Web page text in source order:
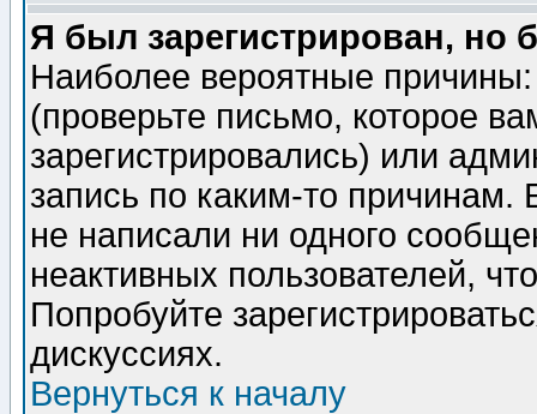
Я был зарегистрирован, но
Наиболее вероятные
(проверьте письмо, которое
зарегистрировались) или
запись по каким-то
не написали ни одного
неактивных пользователей,
Попробуйте
дискуссиях.
Вернуться к началу